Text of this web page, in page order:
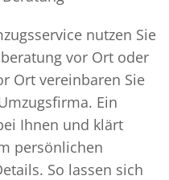
nutzen Sie
vor Ort oder
Ort vereinbaren Sie
Ein
Ihnen und klärt
persönlichen
So lassen sich